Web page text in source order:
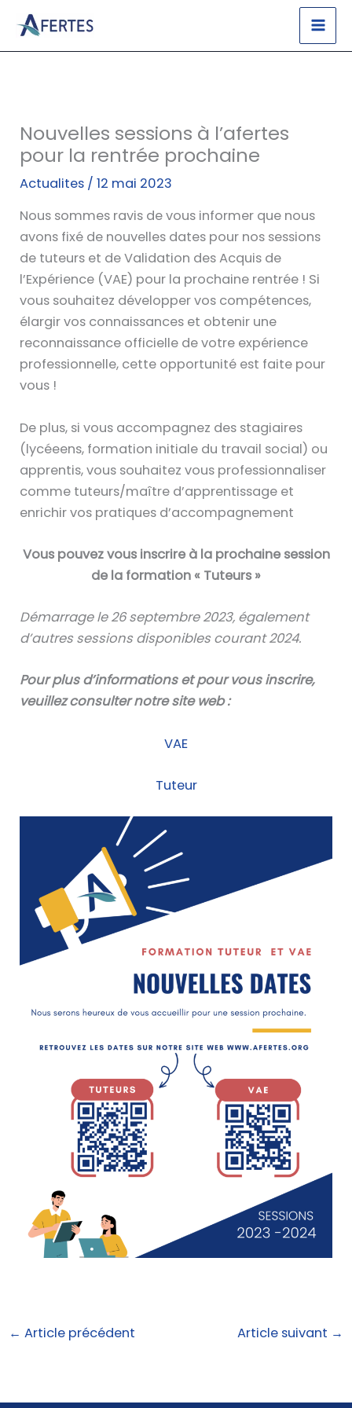
contenu
Nouvelles sessions à l’afertes
pour la rentrée prochaine
Actualites /12 mai 2023
Nous sommes ravis de vous informer que nous
avons fixé de nouvelles dates pour nos sessions
de tuteurs et de Validation des Acquis de
l’Expérience (VAE) pour la prochaine rentrée ! Si
vous souhaitez développer vos compétences,
élargir vos connaissances et obtenir une
reconnaissance officielle de votre expérience
professionnelle, cette opportunité est faite pour
vous !
De plus, si vous accompagnez des stagiaires
(lycéeens, formation initiale du travail social) ou
apprentis, vous souhaitez vous professionnaliser
comme tuteurs/maître d’apprentissage et
enrichir vos pratiques d’accompagnement
Vous pouvez vous inscrire à la prochaine session
de la formation « Tuteurs »
Démarrage le 26 septembre 2023, également
d’autres sessions disponibles courant 2024.
Pour plus d’informations et pour vous inscrire,
veuillez consulter notre site web :
VAE
Tuteur
← Article précédent Article suivant →